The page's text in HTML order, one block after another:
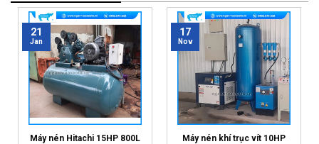
Máy nén Hitachi 15HP 800L
21
Jan
Máy nén khí trục vít 10HP
17
Nov